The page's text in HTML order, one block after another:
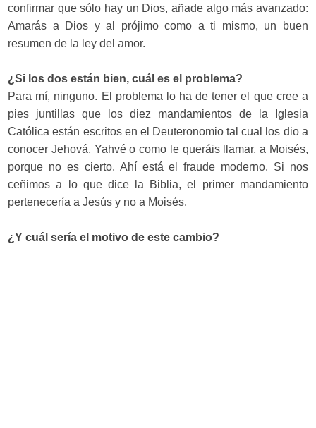
confirmar que sólo hay un Dios, añade algo más avanzado:
Amarás a Dios y al prójimo como a ti mismo, un buen
resumen de la ley del amor.
¿Si los dos están bien, cuál es el problema?
Para mí, ninguno. El problema lo ha de tener el que cree a
pies juntillas que los diez mandamientos de la Iglesia
Católica están escritos en el Deuteronomio tal cual los dio a
conocer Jehová, Yahvé o como le queráis llamar, a Moisés,
porque no es cierto. Ahí está el fraude moderno. Si nos
ceñimos a lo que dice la Biblia, el primer mandamiento
pertenecería a Jesús y no a Moisés.
¿Y cuál sería el motivo de este cambio?